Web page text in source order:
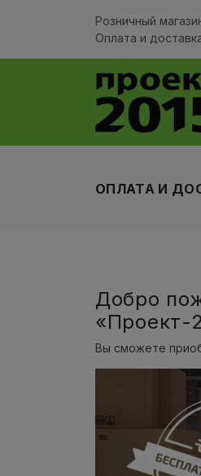
Розничный
Оплата и
ОПЛАТА И
Добро
«Проект-
Вы сможете